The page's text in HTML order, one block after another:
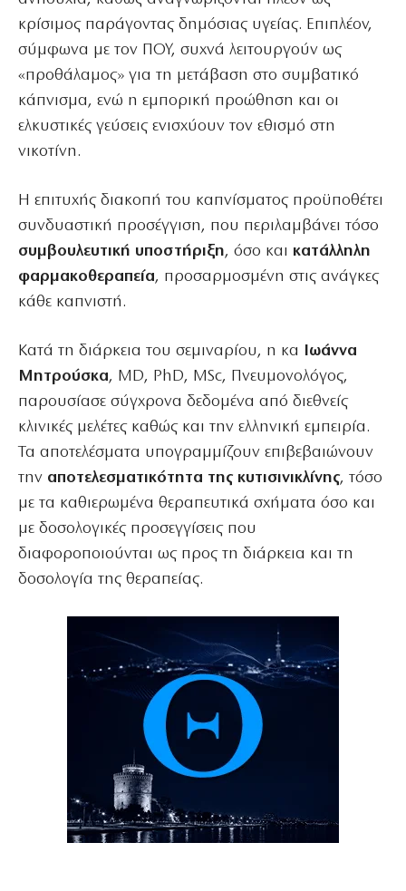
κρίσιμος παράγοντας δημόσιας υγείας. Επιπλέον,
σύμφωνα με τον ΠΟΥ, συχνά λειτουργούν ως
«προθάλαμος» για τη μετάβαση στο συμβατικό
κάπνισμα, ενώ η εμπορική προώθηση και οι
ελκυστικές γεύσεις ενισχύουν τον εθισμό στη
νικοτίνη.
Η επιτυχής διακοπή του καπνίσματος προϋποθέτει
συνδυαστική προσέγγιση, που περιλαμβάνει τόσο
συμβουλευτική υποστήριξη, όσο και κατάλληλη
φαρμακοθεραπεία, προσαρμοσμένη στις ανάγκες
κάθε καπνιστή.
Κατά τη διάρκεια του σεμιναρίου, η κα Ιωάννα
Μητρούσκα, MD, PhD, MSc, Πνευμονολόγος,
παρουσίασε σύγχρονα δεδομένα από διεθνείς
κλινικές μελέτες καθώς και την ελληνική εμπειρία.
Τα αποτελέσματα υπογραμμίζουν επιβεβαιώνουν
την αποτελεσματικότητα της κυτισινικλίνης, τόσο
με τα καθιερωμένα θεραπευτικά σχήματα όσο και
με δοσολογικές προσεγγίσεις που
διαφοροποιούνται ως προς τη διάρκεια και τη
δοσολογία της θεραπείας.